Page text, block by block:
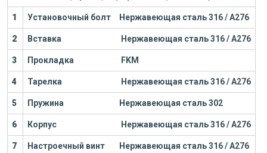
1 Установочный болт Нержавеющая сталь 316 / А276
2 Вставка Нержавеющая сталь 316 / А276
3 Прокладка FKM
4 Тарелка Нержавеющая сталь 316 / А276
5 Пружина Нержавеющая сталь 302
6 Корпус Нержавеющая сталь 316 / А276
7 Настроечный винт Нержавеющая сталь 316 / А276